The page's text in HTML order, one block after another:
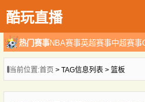
酷玩直播
热门赛事NBA赛事英超赛事中超赛事
当前位置:首页 > TAG信息列表 > 篮板